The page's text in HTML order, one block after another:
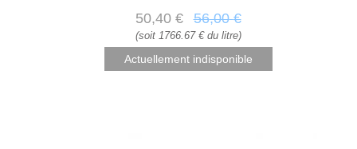
50,40 € 56,00 €
(soit 1766.67 € du litre)
Actuellement indisponible